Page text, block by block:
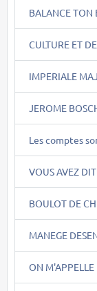
BALANCE TON
CULTURE ET
IMPERIALE
JEROME
Les comptes
VOUS AVEZ DIT
BOULOT DE
MANEGE
ON M'APPELLE